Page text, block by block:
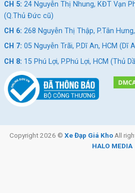
CH 5: 24 Nguyễn Thị Nhung, KĐT Vạn
(Q.Thủ Đức cũ)
CH 6: 268 Nguyễn Thị Thập, P.Tân
CH 7: 05 Nguyễn Trãi, P.Dĩ An, HCM (Dĩ
CH 8: 15 Phú Lợi, P.Phú Lợi, HCM (Thủ
Copyright 2026 © Xe Đạp Giá Kho All
HALO MEDIA